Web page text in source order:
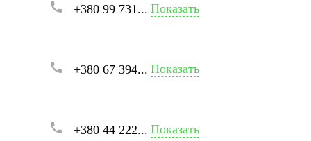
+380 99 731... Показать
+380 67 394... Показать
+380 44 222... Показать